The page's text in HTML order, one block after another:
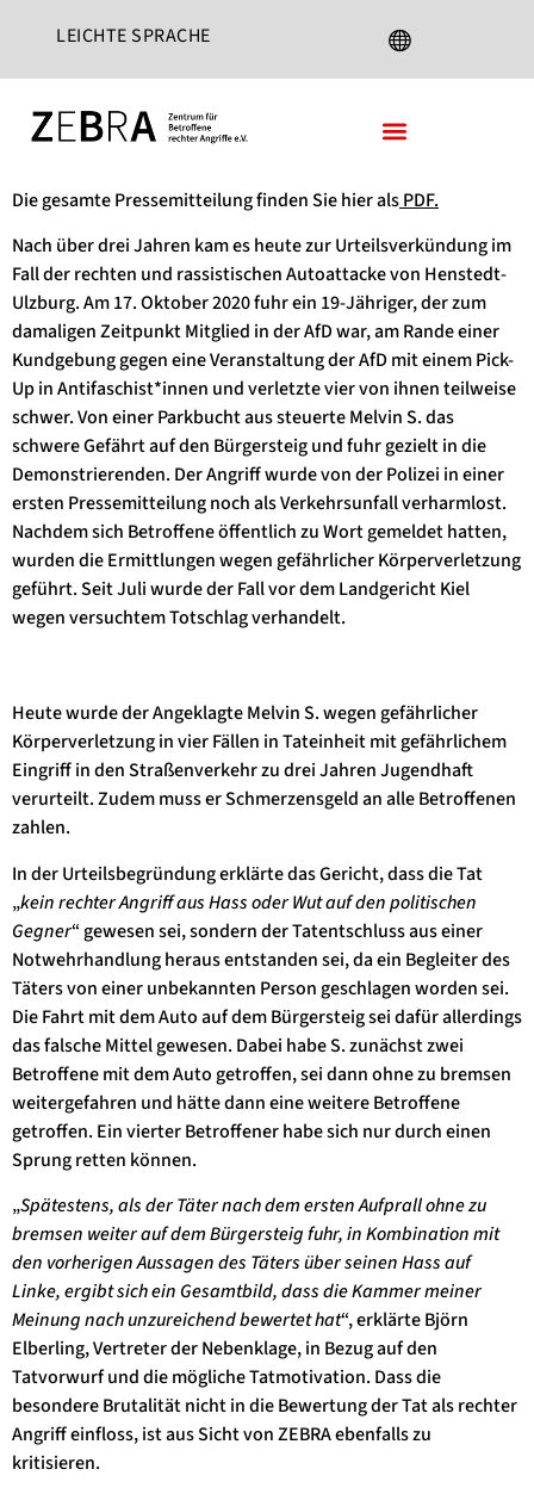
LEICHTE SPRACHE
DEUTSCH
ENGLISH
FRANÇAIS
РУССКИЙ
العربية
فارسی
СРПСКИ ЈЕЗИК
ROMANA
Die gesamte Pressemitteilung finden Sie hier alsPDF.
Nach über drei Jahren kam es heute zur Urteilsverkündung im
Fall der rechten und rassistischen Autoattacke von Henstedt-
Ulzburg. Am 17. Oktober 2020 fuhr ein 19-Jähriger, der zum
damaligen Zeitpunkt Mitglied in der AfD war, am Rande einer
Kundgebung gegen eine Veranstaltung der AfD mit einem Pick-
Up in Antifaschist*innen und verletzte vier von ihnen teilweise
schwer. Von einer Parkbucht aus steuerte Melvin S. das
schwere Gefährt auf den Bürgersteig und fuhr gezielt in die
Demonstrierenden. Der Angriff wurde von der Polizei in einer
ersten Pressemitteilung noch als Verkehrsunfall verharmlost.
Nachdem sich Betroffene öffentlich zu Wort gemeldet hatten,
wurden die Ermittlungen wegen gefährlicher Körperverletzung
geführt. Seit Juli wurde der Fall vor dem Landgericht Kiel
wegen versuchtem Totschlag verhandelt.
Heute wurde der Angeklagte Melvin S. wegen gefährlicher
Körperverletzung in vier Fällen in Tateinheit mit gefährlichem
Eingriff in den Straßenverkehr zu drei Jahren Jugendhaft
verurteilt. Zudem muss er Schmerzensgeld an alle Betroffenen
zahlen.
In der Urteilsbegründung erklärte das Gericht, dass die Tat
„kein rechter Angriff aus Hass oder Wut auf den politischen
Gegner“ gewesen sei, sondern der Tatentschluss aus einer
Notwehrhandlung heraus entstanden sei, da ein Begleiter des
Täters von einer unbekannten Person geschlagen worden sei.
Die Fahrt mit dem Auto auf dem Bürgersteig sei dafür allerdings
das falsche Mittel gewesen. Dabei habe S. zunächst zwei
Betroffene mit dem Auto getroffen, sei dann ohne zu bremsen
weitergefahren und hätte dann eine weitere Betroffene
getroffen. Ein vierter Betroffener habe sich nur durch einen
Sprung retten können.
„Spätestens, als der Täter nach dem ersten Aufprall ohne zu
bremsen weiter auf dem Bürgersteig fuhr, in Kombination mit
den vorherigen Aussagen des Täters über seinen Hass auf
Linke, ergibt sich ein Gesamtbild, dass die Kammer meiner
Meinung nach unzureichend bewertet hat“, erklärte Björn
Elberling, Vertreter der Nebenklage, in Bezug auf den
Tatvorwurf und die mögliche Tatmotivation. Dass die
besondere Brutalität nicht in die Bewertung der Tat als rechter
Angriff einfloss, ist aus Sicht von ZEBRA ebenfalls zu
kritisieren.